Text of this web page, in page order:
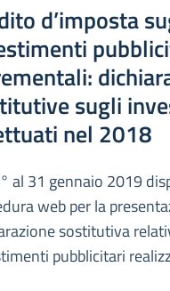
d’imposta
sugli
nel 2018
al 31 gennaio 2019
web per la
sostitutiva
pubblicitari